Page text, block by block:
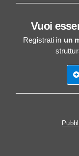
Vuoi
Registrati in un